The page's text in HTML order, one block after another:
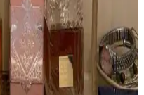
terapi ve rahatlama sağlar.
mutluluğu destekler ve
Başlayanlar İçin
Rehberi